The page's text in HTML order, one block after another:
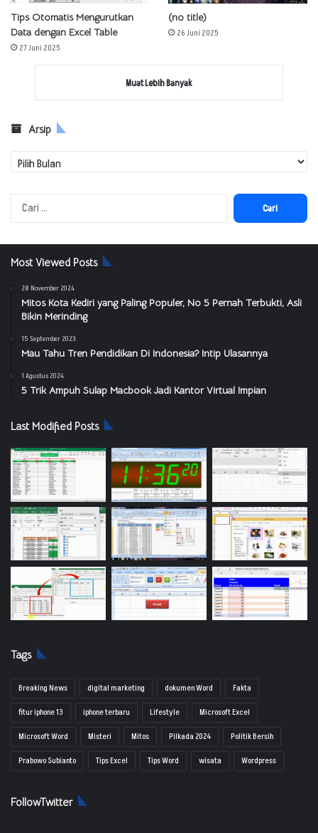
Tips Otomatis Mengurutkan
Data dengan Excel Table
27 Juni 2025
(no title)
26 Juni 2025
Muat Lebih Banyak
Arsip
Cari
Most Viewed Posts
28 November 2024
Mitos Kota Kediri yang Paling Populer, No 5 Pernah Terbukti, Asli
Bikin Merinding
15 September 2023
Mau Tahu Tren Pendidikan Di Indonesia? Intip Ulasannya
1 Agustus 2024
5 Trik Ampuh Sulap Macbook Jadi Kantor Virtual Impian
Last Modified Posts
Tags
Breaking News digital marketing dokumen Word
Fakta
fitur iphone 13
iphone terbaru Lifestyle
Microsoft Excel
Microsoft Word
Misteri Mitos Pilkada 2024
Politik Bersih
Prabowo Subianto
Tips Excel Tips Word wisata Wordpress
FollowTwitter